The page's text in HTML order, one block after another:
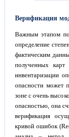
Верификация
Важным этапом
определение
фактическим
полученных карт
инвентаризации
опасности может
зоне с очень
опасностью, она
верификация
кривой ошибок